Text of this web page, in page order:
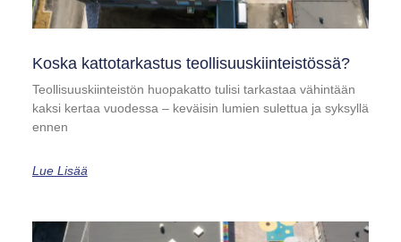
Koska kattotarkastus teollisuuskiinteistössä?
Teollisuuskiinteistön huopakatto tulisi tarkastaa vähintään
kaksi kertaa vuodessa – keväisin lumien sulettua ja syksyllä
ennen
Lue Lisää